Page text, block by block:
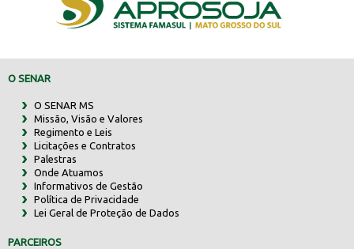
O SENAR
O SENAR MS
Missão, Visão e Valores
Regimento e Leis
Licitações e Contratos
Palestras
Onde Atuamos
Informativos de Gestão
Política de Privacidade
Lei Geral de Proteção de Dados
PARCEIROS